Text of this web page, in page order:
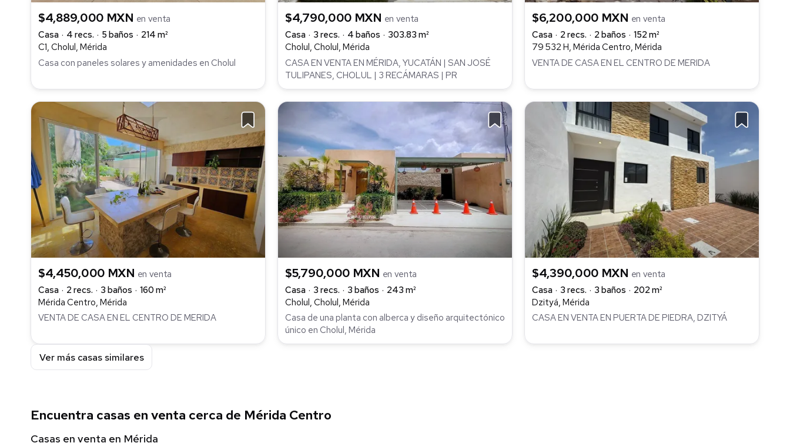
$4,889,000 MXN en venta
Casa
4 recs. 5 baños
214 m²
C1, Cholul, Mérida
Casa con paneles solares y amenidades en Cholul
$4,790,000 MXN en venta
Casa
3 recs. 4 baños
303.83 m²
Cholul, Cholul, Mérida
CASA EN VENTA EN MÉRIDA, YUCATÁN | SAN JOSÉ
TULIPANES, CHOLUL | 3 RECÁMARAS | PR
$6,200,000 MXN en venta
Casa
2 recs. 2 baños
152 m²
79 532 H, Mérida Centro, Mérida
VENTA DE CASA EN EL CENTRO DE MERIDA
$4,450,000 MXN en venta
Casa
2 recs. 3 baños
160 m²
Mérida Centro, Mérida
VENTA DE CASA EN EL CENTRO DE MERIDA
$5,790,000 MXN en venta
Casa
3 recs. 3 baños
243 m²
Cholul, Cholul, Mérida
Casa de una planta con alberca y diseño arquitectónico
único en Cholul, Mérida
$4,390,000 MXN en venta
Casa
3 recs. 3 baños
202 m²
Dzityá, Mérida
CASA EN VENTA EN PUERTA DE PIEDRA, DZITYÁ
Ver más casas similares
Encuentra casas en venta cerca de Mérida Centro
Casas en venta en Mérida